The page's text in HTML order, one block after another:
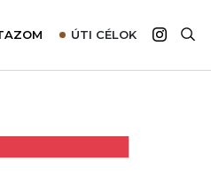
világutazóknak
ÚTI CÉLOK
Afrika